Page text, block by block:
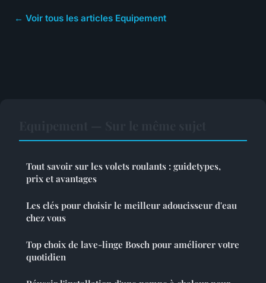
← Voir tous les articles Equipement
Tout savoir sur les volets roulants : guidetypes,
prix et avantages
Les clés pour choisir le meilleur adoucisseur d'eau
chez vous
Top choix de lave-linge Bosch pour améliorer votre
quotidien